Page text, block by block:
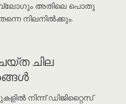
അതിലെ പൊതു
നിലനിൽക്കും.
ചില
നിന്ന് ഡിജിറ്റൈസ്